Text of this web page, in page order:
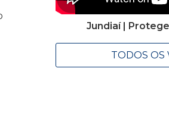
Jundiaí |
TODOS OS